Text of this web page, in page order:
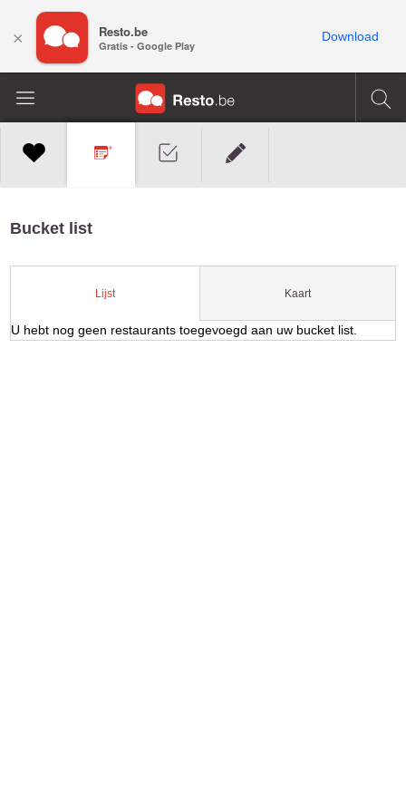
Bucket list
Lijst Kaart
U hebt nog geen restaurants toegevoegd aan uw bucket list.
× Resto.be
Gratis - Google Play
Download